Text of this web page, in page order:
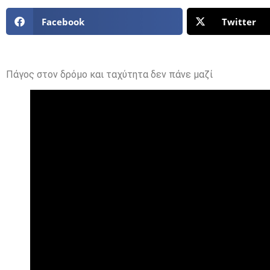
Facebook Twitter
Πάγος στον δρόμο και ταχύτητα δεν πάνε μαζί